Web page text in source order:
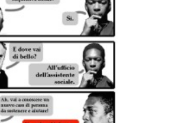
SPAZI
SPORT POPOLARE
MOVIMENTI
AMBIENTE
ANTIFASCISMO
DIRITTO ALL’ABITARE